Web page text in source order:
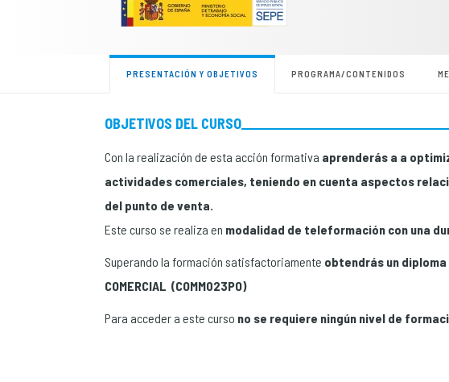
PRESENTACIÓN Y OBJETIVOS PROGRAMA/CONTENIDOS
OBJETIVOS DEL CURSO
Con la realización de esta acción formativa aprenderás a a
actividades comerciales, teniendo en cuenta aspectos
del punto de venta.
Este curso se realiza en modalidad de teleformación con una
Superando la formación satisfactoriamente obtendrás un diploma
COMERCIAL (COMM023PO)
Para acceder a este curso no se requiere ningún nivel de